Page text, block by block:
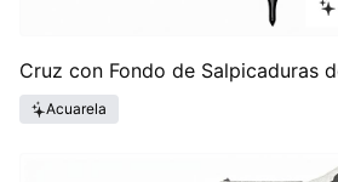
Cruz con Fondo de Salpicaduras
Acuarela